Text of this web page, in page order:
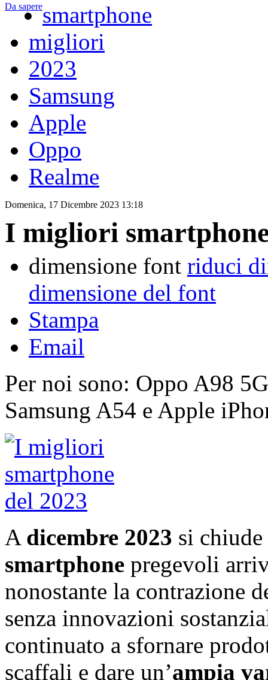
Da saperesmartphone
migliori
2023
Samsung
Apple
Oppo
Realme
Domenica, 17 Dicembre 2023 13:18
I migliori
dimensione font riduci
dimensione del font
Stampa
Email
Per noi sono: Oppo A98
Samsung A54 e Apple
A dicembre 2023 si
smartphone pregevoli
nonostante la contrazione
senza innovazioni
continuato a sfornare
scaffali e dare un’ampia